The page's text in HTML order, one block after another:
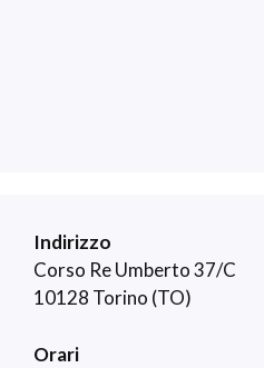
Indirizzo
Corso Re Umberto 37/C
10128 Torino (TO)
Orari